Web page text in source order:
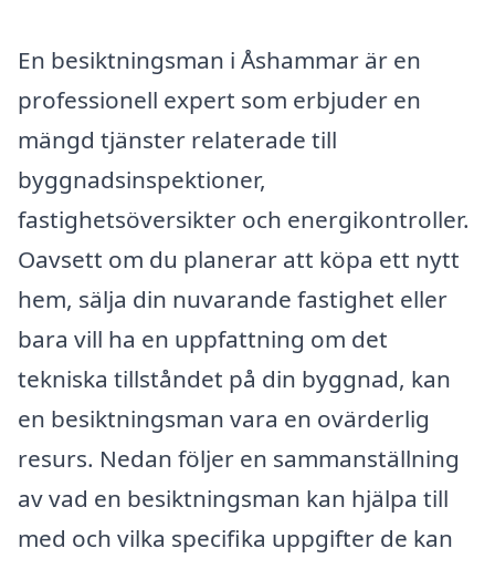
En besiktningsman i Åshammar är en
professionell expert som erbjuder en
mängd tjänster relaterade till
byggnadsinspektioner,
fastighetsöversikter och energikontroller.
Oavsett om du planerar att köpa ett nytt
hem, sälja din nuvarande fastighet eller
bara vill ha en uppfattning om det
tekniska tillståndet på din byggnad, kan
en besiktningsman vara en ovärderlig
resurs. Nedan följer en sammanställning
av vad en besiktningsman kan hjälpa till
med och vilka specifika uppgifter de kan